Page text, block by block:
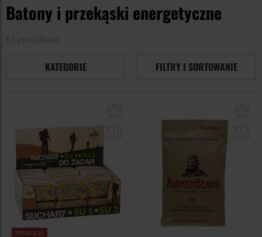
Batony i przekąski energetyczne
KATEGORIE FILTRY I SORTOWANIE
PROMOCJA